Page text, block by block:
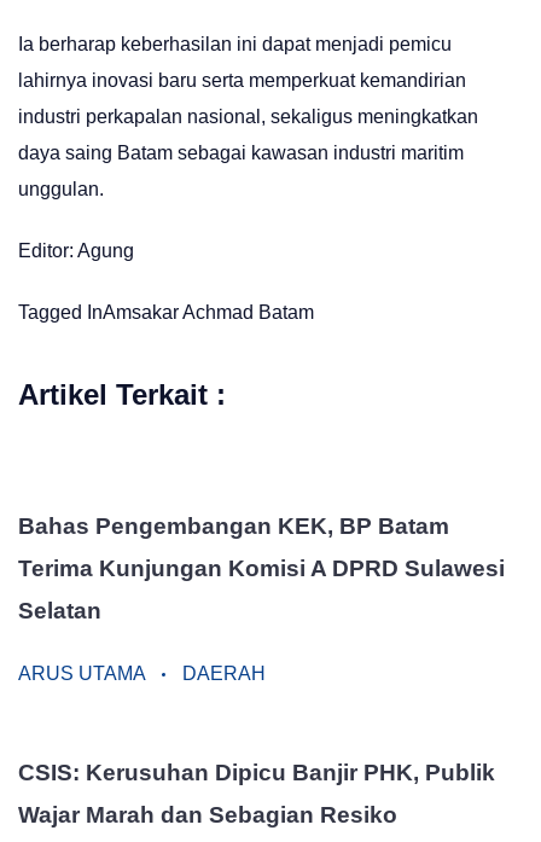
Ia berharap keberhasilan ini dapat menjadi pemicu
lahirnya inovasi baru serta memperkuat kemandirian
industri perkapalan nasional, sekaligus meningkatkan
daya saing Batam sebagai kawasan industri maritim
unggulan.
Editor: Agung
Tagged InAmsakar Achmad Batam
Artikel Terkait :
Bahas Pengembangan KEK, BP Batam
Terima Kunjungan Komisi A DPRD Sulawesi
Selatan
ARUS UTAMA DAERAH
CSIS: Kerusuhan Dipicu Banjir PHK, Publik
Wajar Marah dan Sebagian Resiko